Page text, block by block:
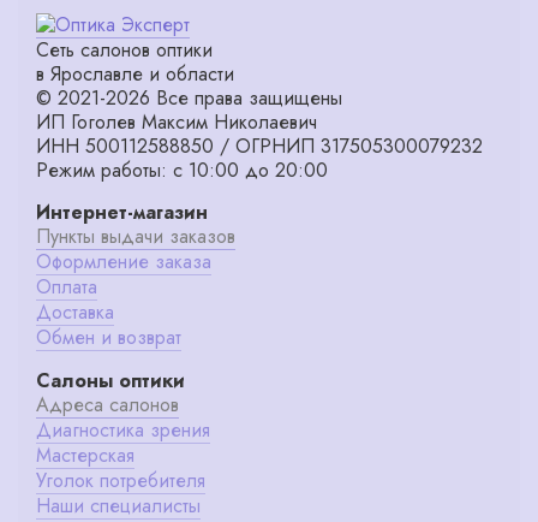
Сеть салонов оптики
в Ярославле и области
© 2021-2026 Все права защищены
ИП Гоголев Максим Николаевич
ИНН 500112588850 / ОГРНИП 317505300079232
Режим работы: с 10:00 до 20:00
Интернет-магазин
Пункты выдачи заказов
Оформление заказа
Оплата
Доставка
Обмен и возврат
Салоны оптики
Адреса салонов
Диагностика зрения
Мастерская
Уголок потребителя
Наши специалисты